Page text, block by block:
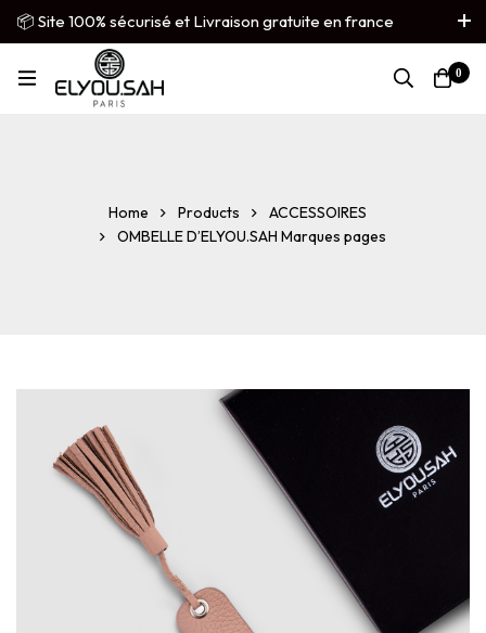
📦 Site 100% sécurisé et Livraison gratuite en france
métropolitaine
French ▼
0
Home Products
ACCESSOIRES
OMBELLE D’ELYOU.SAH Marques pages